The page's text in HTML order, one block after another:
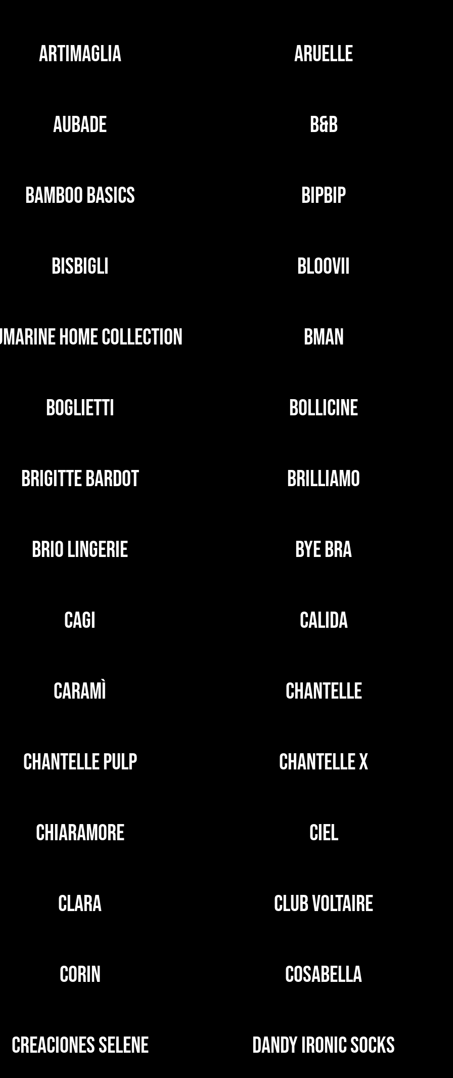
ARTIMAGLIA ARUELLE
AUBADE B&B
BAMBOO BASICS BIPBIP
BISBIGLI BLOOVII
HOME COLLECTION BMAN
BOGLIETTI BOLLICINE
BRIGITTE BARDOT BRILLIAMO
BRIO LINGERIE BYE BRA
CAGI CALIDA
CARAMÌ CHANTELLE
CHANTELLE PULP CHANTELLE X
CHIARAMORE CIEL
CLARA CLUB VOLTAIRE
CORIN COSABELLA
CREACIONES SELENE DANDY IRONIC SOCKS